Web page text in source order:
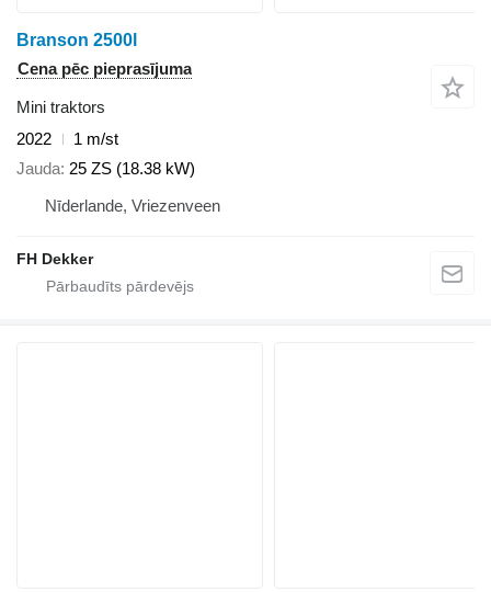
Branson 2500l
Cena pēc pieprasījuma
Mini traktors
2022
1 m/st
Jauda 25 ZS (18.38 kW)
Nīderlande, Vriezenveen
FH Dekker